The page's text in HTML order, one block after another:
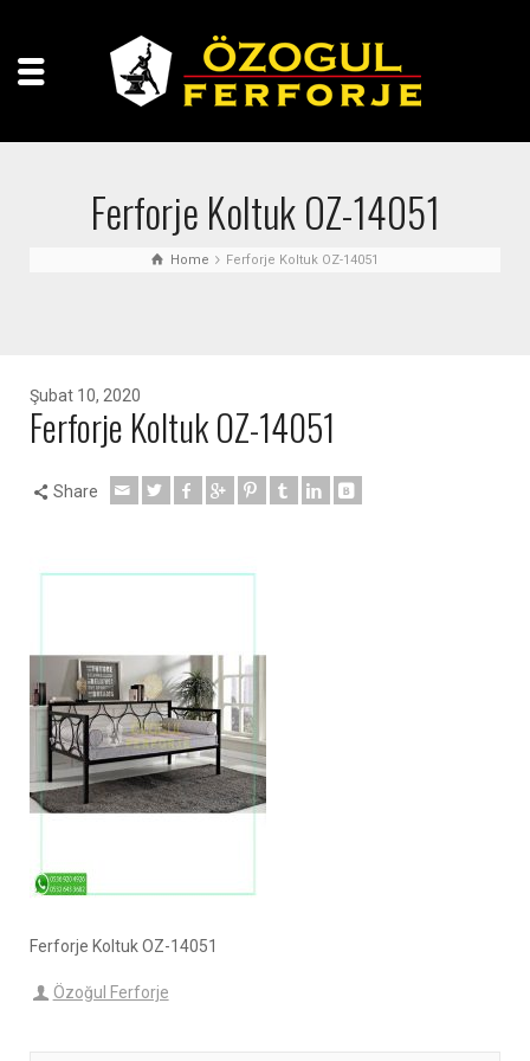
Ferforje Koltuk OZ-14051
Home Ferforje Koltuk OZ-14051
Şubat 10, 2020
Ferforje Koltuk OZ-14051
Share
Ferforje Koltuk OZ-14051
Özoğul Ferforje